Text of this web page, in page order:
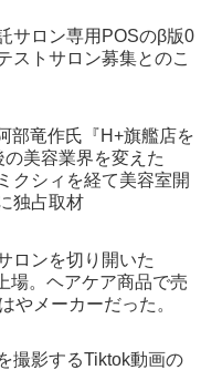
サロン専用POSのβ版0
ストサロン募集とのこ
部竜作氏『H+旗艦店を
美容業界を変えた
クシィを経て美容室開
独占取材
ロンを切り開いた
場。ヘアケア商品で売
やメーカーだった。
撮影するTiktok動画の